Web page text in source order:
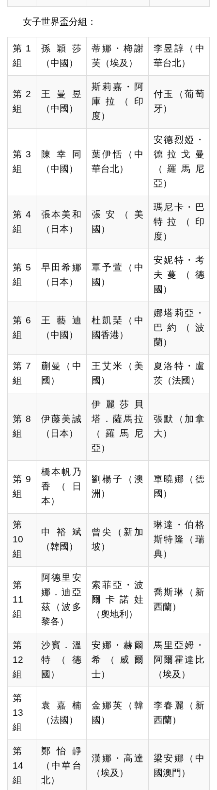
女子世界盃分組：
第1
組
孫穎莎
（中國）
蒂娜・梅謝
芙（埃及）
李昱諄（中
華台北）
第2
組
王曼昱
（中國）
斯莉嘉・阿
庫拉（印
度）
付玉（葡萄
牙）
第3
組
陳幸同
（中國）
葉伊恬（中
華台北）
安德烈婭・
德拉戈曼
（羅馬尼
亞）
第4
組
張本美和
（日本）
張安（美
國）
瑪尼卡・巴
特拉（印
度）
第5
組
早田希娜
（日本）
覃予萱（中
國）
安妮特・考
夫蔓（德
國）
第6
組
王藝迪
（中國）
杜凱琹（中
國香港）
娜塔莉亞・
巴約（波
蘭）
第7
組
蒯曼（中
國）
王艾米（美
國）
夏洛特・盧
茨（法國）
第8
組
伊藤美誠
（日本）
伊麗莎貝
塔．薩馬拉
（羅馬尼
亞）
張默（加拿
大）
第9
組
橋本帆乃
香（日
本）
劉楊子（澳
洲）
單曉娜（德
國）
第
10
組
申裕斌
（韓國）
曾尖（新加
坡）
琳達・伯格
斯特隆（瑞
典）
第
11
組
阿德里安
娜．迪亞
茲（波多
黎各）
索菲亞・波
爾卡諾娃
（奧地利）
喬斯琳（新
西蘭）
第
12
組
沙賓．溫
特（德
國）
安娜・赫爾
希（威爾
士）
馬里亞姆・
阿爾霍達比
（埃及）
第
13
組
袁嘉楠
（法國）
金娜英（韓
國）
李春麗（新
西蘭）
第
14
組
鄭怡靜
（中華台
北）
漢娜・高達
（埃及）
梁安娜（中
國澳門）